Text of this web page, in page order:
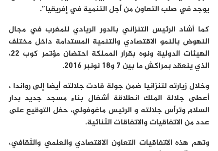
يوجد في صلب التعاون من أجل التنمية في إفريقيا”.
كما أشاد الرئيس التنزاني بالدور الريادي للمغرب في مجال
النهوض بالنمو الاقتصادي والتنمية المستدامة داخل مختلف
الهيئات الدولية ونوه بقرار المملكة احتضان مؤتمر كوب 22،
الذي ينعقد بمراكش ما بين 7 و18 نونبر 2016.
وخلال زيارته لتنزانيا ضمن جولة قادت جلالته أيضا إلى رواندا ،
أعطى جلالة الملك انطلاقة أشغال بناء مسجد جديد بدار
السلام وترأس جلالته و الرئيس ماغوفولي، حفل التوقيع على
عدد من الاتفاقيات والاتفاقات الثنائية.
وتهم هذه الاتفاقيات التعاون الاقتصادي والعلمي والثقافي،